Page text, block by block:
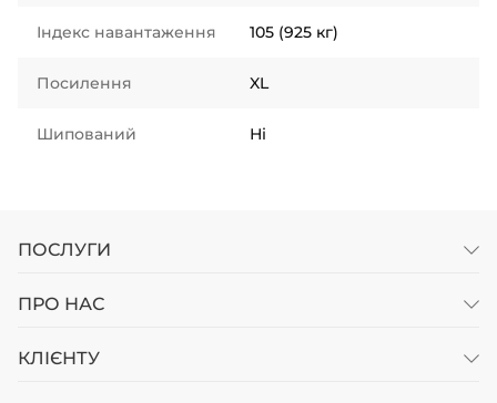
Індекс навантаження 105 (925 кг)
Посилення XL
Шипований Ні
ПОСЛУГИ
ПРО НАС
КЛІЄНТУ